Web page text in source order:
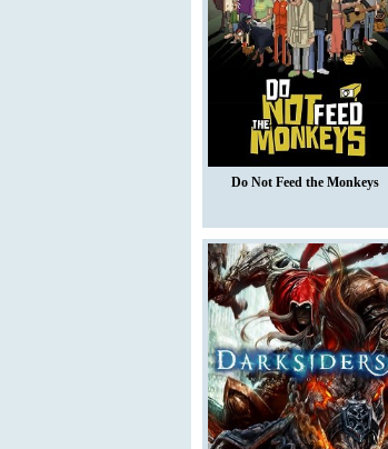
Do Not Feed the Monkeys